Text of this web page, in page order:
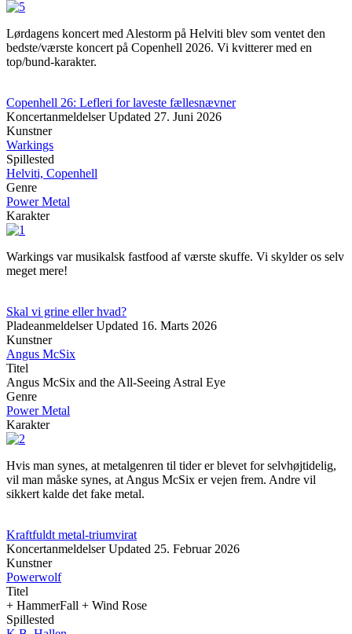
Lørdagens koncert med Alestorm på Helviti blev som ventet den
bedste/værste koncert på Copenhell 2026. Vi kvitterer med en
top/bund-karakter.
Copenhell 26: Lefleri for laveste fællesnævner
Koncertanmeldelser Updated 27. Juni 2026
Kunstner
Warkings
Spillested
Helviti, Copenhell
Genre
Power Metal
Karakter
Warkings var musikalsk fastfood af værste skuffe. Vi skylder os selv
meget mere!
Skal vi grine eller hvad?
Pladeanmeldelser Updated 16. Marts 2026
Kunstner
Angus McSix
Titel
Angus McSix and the All-Seeing Astral Eye
Genre
Power Metal
Karakter
Hvis man synes, at metalgenren til tider er blevet for selvhøjtidelig,
vil man måske synes, at Angus McSix er vejen frem. Andre vil
sikkert kalde det fake metal.
Kraftfuldt metal-triumvirat
Koncertanmeldelser Updated 25. Februar 2026
Kunstner
Powerwolf
Titel
+ HammerFall + Wind Rose
Spillested